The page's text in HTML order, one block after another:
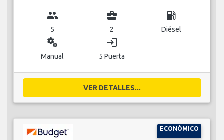
group
5
business_center
2
local_gas_station
Diésel
miscellaneous_services
Manual
login
5 Puerta
VER DETALLES...
ECONÓMICO